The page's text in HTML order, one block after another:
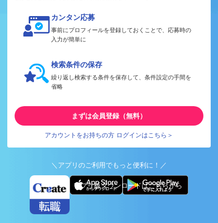
カンタン応募
事前にプロフィールを登録しておくことで、応募時の
入力が簡単に
検索条件の保存
繰り返し検索する条件を保存して、条件設定の手間を
省略
まずは会員登録（無料）
アカウントをお持ちの方 ログインはこちら＞
＼アプリのご利用でもっと便利に！／
アプリ版ダウンロードはこちらから